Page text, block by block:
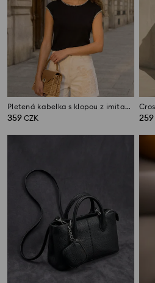
Pletená kabelka s klopou z imitace kůže a ramenním popruhem
359 CZK 259